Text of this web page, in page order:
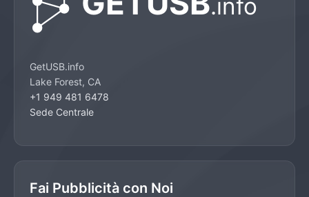
GetUSB.info
Lake Forest, CA
+1 949 481 6478
Sede Centrale
Fai Pubblicità con Noi